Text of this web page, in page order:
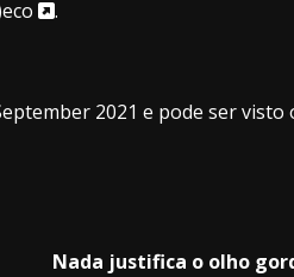
.
2021 e pode ser
Nada justifica o olho